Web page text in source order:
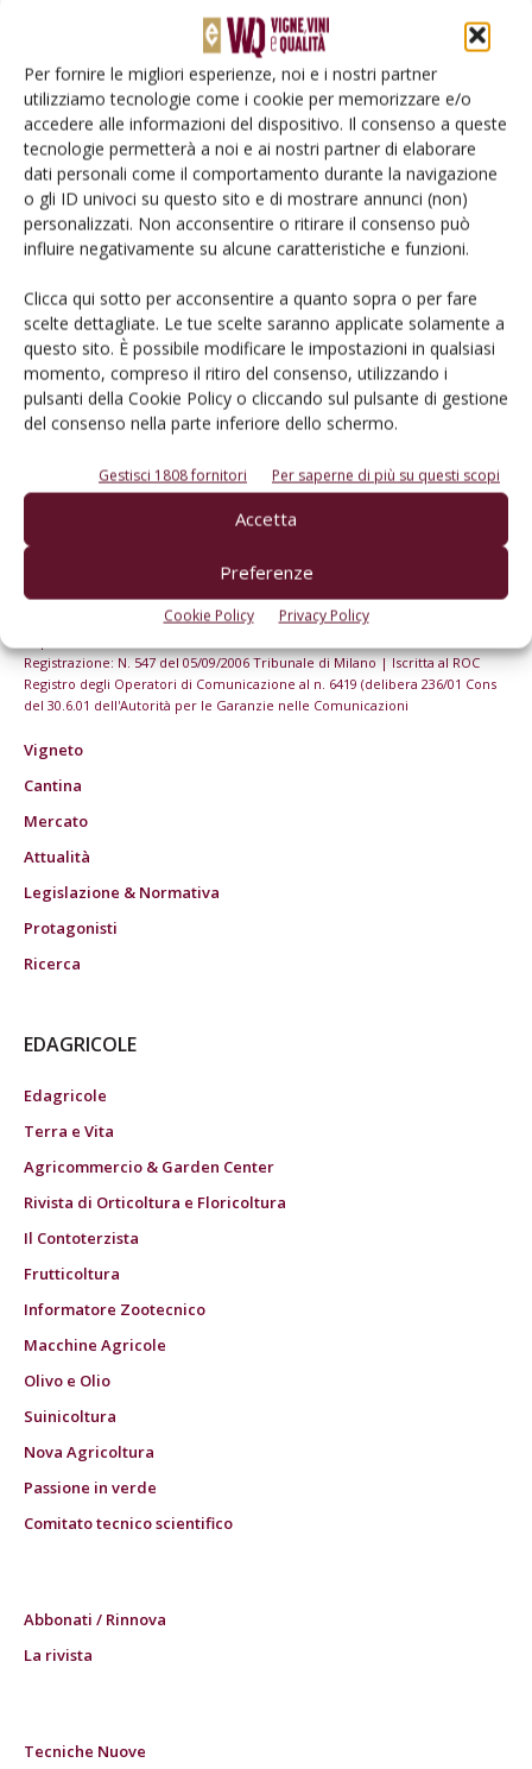
Per fornire le migliori esperienze, noi e i nostri partner
utilizziamo tecnologie come i cookie per memorizzare e/o
accedere alle informazioni del dispositivo. Il consenso a queste
tecnologie permetterà a noi e ai nostri partner di elaborare
dati personali come il comportamento durante la navigazione
o gli ID univoci su questo sito e di mostrare annunci (non)
personalizzati. Non acconsentire o ritirare il consenso può
influire negativamente su alcune caratteristiche e funzioni.
Clicca qui sotto per acconsentire a quanto sopra o per fare
scelte dettagliate. Le tue scelte saranno applicate solamente a
questo sito. È possibile modificare le impostazioni in qualsiasi
momento, compreso il ritiro del consenso, utilizzando i
pulsanti della Cookie Policy o cliccando sul pulsante di gestione
del consenso nella parte inferiore dello schermo.
Gestisci 1808 fornitori Per saperne di più su questi scopi
Accetta
Preferenze
Cookie Policy Privacy Policy
Rimani aggiornato sul mondo
dell’agricoltura
Iscriviti alle nostre newsletter
© Tecniche Nuove Spa. Tutti i diritti riservati. Sede legale Via Eritrea 21 -
20157 Milano | Codice fiscale, Partita IVA e Iscrizione al Registro delle
Registrazione: N. 547 del 05/09/2006 Tribunale di Milano | Iscritta al ROC
Registro degli Operatori di Comunicazione al n. 6419 (delibera 236/01 Cons
del 30.6.01 dell'Autorità per le Garanzie nelle Comunicazioni
Vigneto
Cantina
Mercato
Attualità
Legislazione & Normativa
Protagonisti
Ricerca
EDAGRICOLE
Edagricole
Terra e Vita
Agricommercio & Garden Center
Rivista di Orticoltura e Floricoltura
Il Contoterzista
Frutticoltura
Informatore Zootecnico
Macchine Agricole
Olivo e Olio
Suinicoltura
Nova Agricoltura
Passione in verde
Comitato tecnico scientifico
Abbonati / Rinnova
La rivista
Tecniche Nuove